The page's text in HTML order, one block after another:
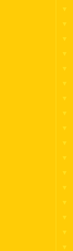
▼
▼
▼
▼
▼
▼
▼
▼
▼
▼
▼
▼
▼
▼
▼
▼
▼